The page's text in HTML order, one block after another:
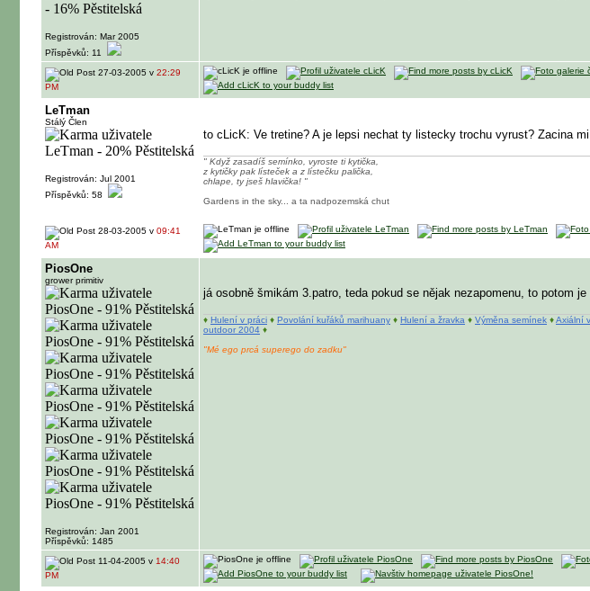
Registrován: Mar 2005
Příspěvků: 11
27-03-2005 v 22:29
PM
LeTman
Stálý Člen
Registrován: Jul 2001
Příspěvků: 58
to cLicK: Ve tretine? A je lepsi nechat ty listecky trochu vyrust? Zacina
" Když zasadíš semínko, vyroste ti kytička,
z kytičky pak lísteček a z lístečku palička,
chlape, ty jseš hlavička! "
Gardens in the sky... a ta nadpozemská chut
28-03-2005 v 09:41
AM
PiosOne
grower primitiv
Registrován: Jan 2001
Příspěvků: 1485
já osobně šmikám 3.patro, teda pokud se nějak nezapomenu, to potom
♦ Hulení v práci ♦ Povolání kuřáků marihuany ♦ Hulení a žravka ♦ Výměna semínek ♦Axiální
outdoor 2004 ♦
"Mé ego prcá superego do zadku"
11-04-2005 v 14:40
PM